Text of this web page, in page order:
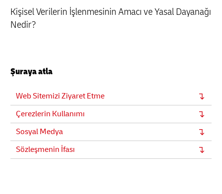
Kişisel Verilerin İşlenmesinin Amacı ve Yasal Dayanağı
Nedir?
Şuraya atla
Web Sitemizi Ziyaret Etme
Çerezlerin Kullanımı
Sosyal Medya
Sözleşmenin İfası